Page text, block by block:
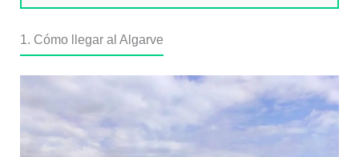
1. Cómo llegar al Algarve